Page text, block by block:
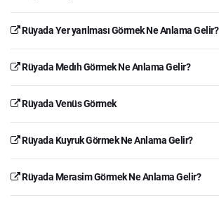
Rüyada Yer yarılması Görmek Ne Anlama Gelir?
Rüyada Medıh Görmek Ne Anlama Gelir?
Rüyada Venüs Görmek
Rüyada Kuyruk Görmek Ne Anlama Gelir?
Rüyada Merasim Görmek Ne Anlama Gelir?